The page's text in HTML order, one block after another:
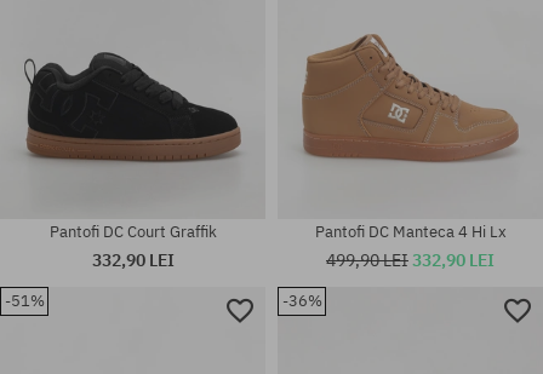
Pantofi DC Court Graffik
332,90 LEI
Pantofi DC Manteca 4 Hi Lx
499,90 LEI332,90 LEI
-51% -36%